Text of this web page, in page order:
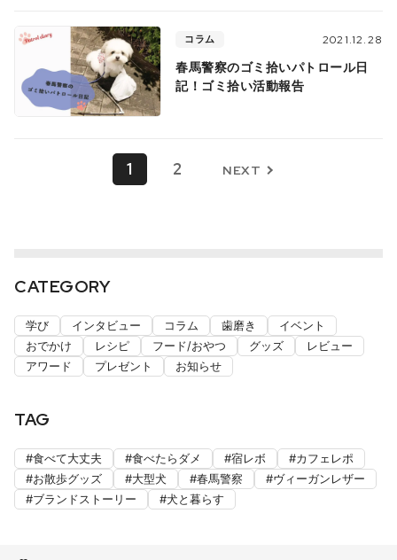
コラム 2021.12.28
春馬警察のゴミ拾いパトロール日
記！ゴミ拾い活動報告
1 2 NEXT
CATEGORY
学び インタビュー コラム 歯磨き
イベント
おでかけ
レシピ フード/おやつ グッズ
レビュー
アワード
プレゼント お知らせ
TAG
食べて大丈夫 食べたらダメ 宿レボ
カフェレポ
お散歩グッズ
大型犬 春馬警察
ヴィーガンレザー
ブランドストーリー
犬と暮らす